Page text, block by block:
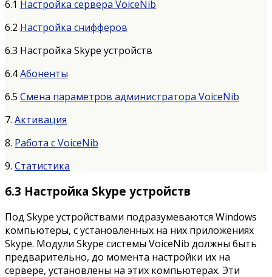
6.1 Настройка сервера VoiceNib
6.2 Настройка снифферов
6.3 Настройка Skype устройств
6.4Абоненты
6.5 Смена параметров администратора VoiceNib
7. Активация
8. Работа с VoiceNib
9. Статистика
6.3 Настройка Skype устройств
Под Skype устройствами подразумеваются Windows
компьютеры, с установленных на них приложениях
Skype. Модули Skype системы VoiceNib должны быть
предварительно, до момента настройки их на
сервере, установлены на этих компьютерах. Эти